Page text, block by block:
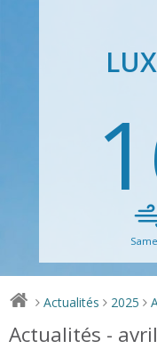
> Actualités > 2025 >
Actualités -